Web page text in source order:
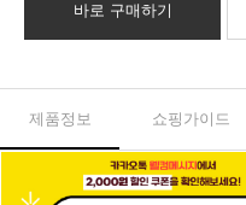
바로 구매하기
제품정보 쇼핑가이드